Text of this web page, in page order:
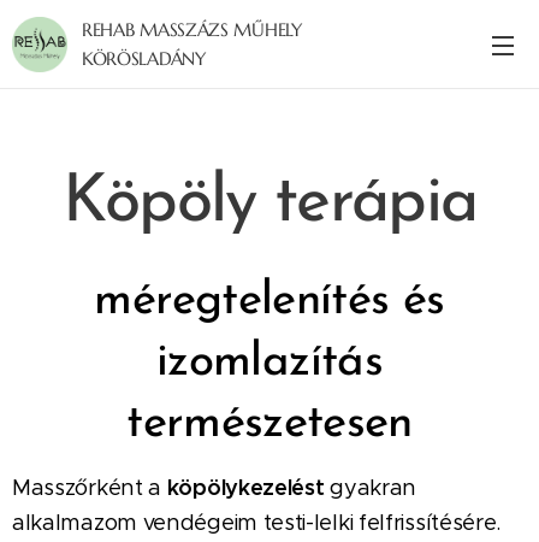
REHAB MASSZÁZS MŰHELY
KÖRÖSLADÁNY
Köpöly terápia
méregtelenítés és
izomlazítás
természetesen
Masszőrként a köpölykezeléstgyakran
alkalmazom vendégeim testi-lelki felfrissítésére.